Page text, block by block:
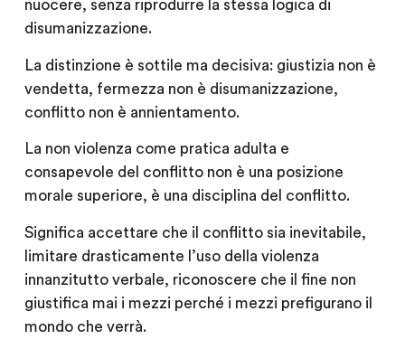
nuocere, senza riprodurre la stessa logica di
disumanizzazione.
La distinzione è sottile ma decisiva: giustizia non è
vendetta, fermezza non è disumanizzazione,
conflitto non è annientamento.
La non violenza come pratica adulta e
consapevole del conflitto non è una posizione
morale superiore, è una disciplina del conflitto.
Significa accettare che il conflitto sia inevitabile,
limitare drasticamente l’uso della violenza
innanzitutto verbale, riconoscere che il fine non
giustifica mai i mezzi perché i mezzi prefigurano il
mondo che verrà.